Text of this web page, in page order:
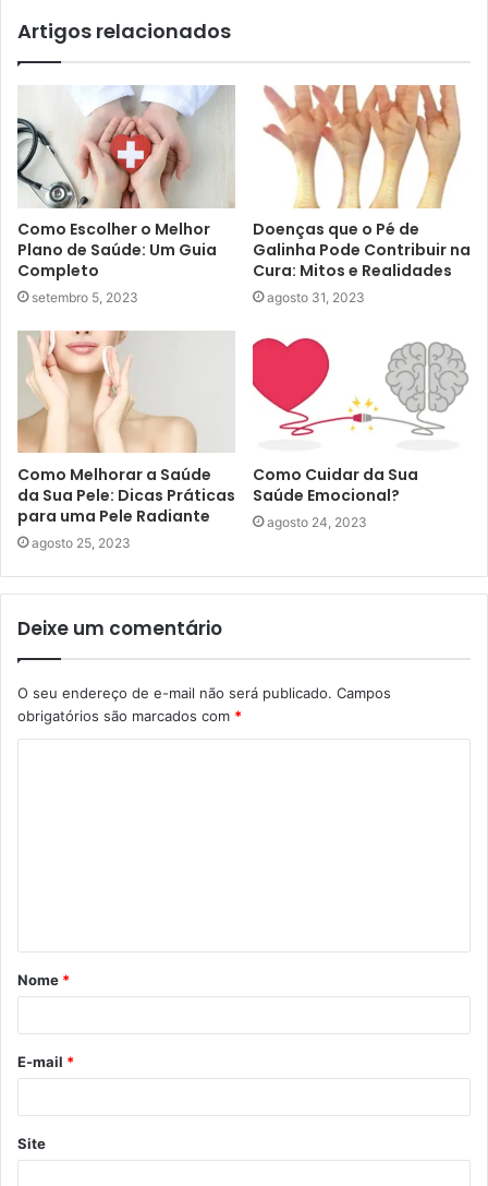
Artigos relacionados
Como Escolher o Melhor
Plano de Saúde: Um Guia
Completo
setembro 5, 2023
Doenças que o Pé de
Galinha Pode Contribuir na
Cura: Mitos e Realidades
agosto 31, 2023
Como Melhorar a Saúde
da Sua Pele: Dicas Práticas
para uma Pele Radiante
agosto 25, 2023
Como Cuidar da Sua
Saúde Emocional?
agosto 24, 2023
Deixe um comentário
O seu endereço de e-mail não será publicado. Campos
obrigatórios são marcados com *
á
r
*
Nome *
E-mail *
Site